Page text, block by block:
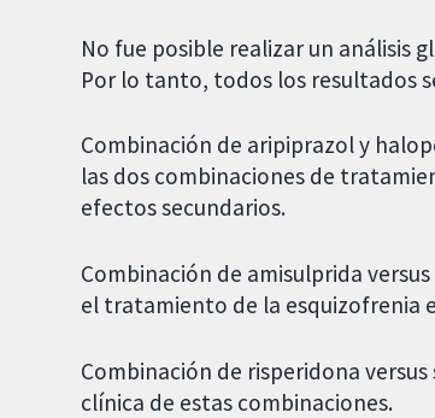
No fue posible realizar un análisis
Por lo tanto, todos los resultados
Combinación de aripiprazol y
las dos combinaciones de
efectos secundarios.
Combinación de amisulprida
el tratamiento de la esquizofrenia
Combinación de risperidona
clínica de estas combinaciones.